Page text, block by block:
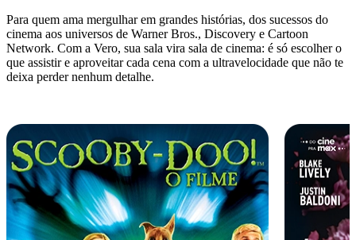
Para quem ama mergulhar em grandes histórias, dos sucessos do
cinema aos universos de Warner Bros., Discovery e Cartoon
Network. Com a Vero, sua sala vira sala de cinema: é só escolher o
que assistir e aproveitar cada cena com a ultravelocidade que não te
deixa perder nenhum detalhe.